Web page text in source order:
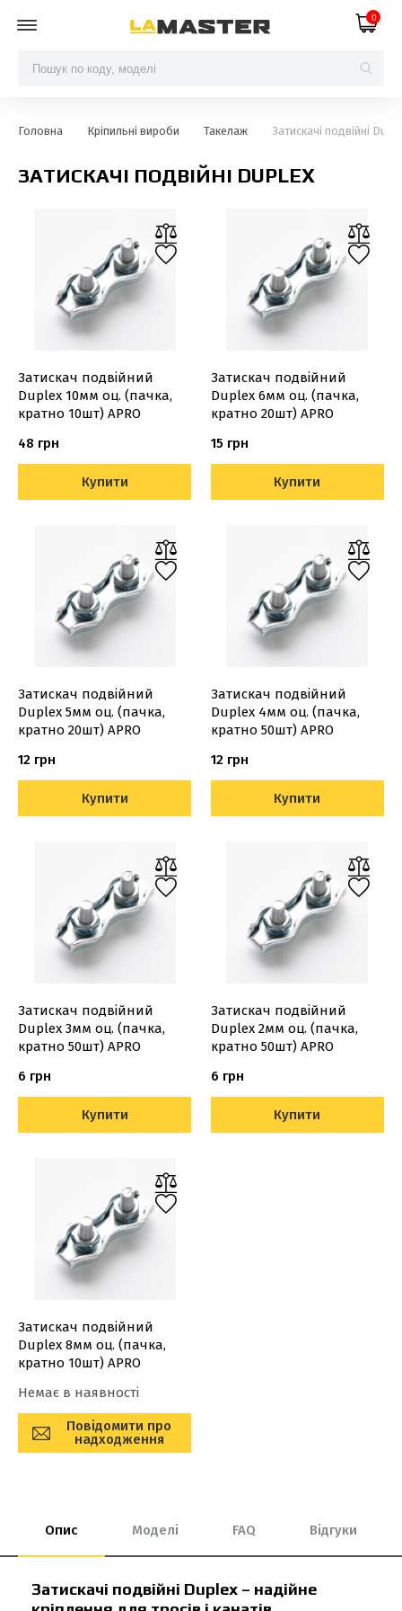
0
Головна Кріпильні вироби Такелаж Затискачі подвійні
ЗАТИСКАЧІ ПОДВІЙНІ DUPLEX
Затискач подвійний
Duplex 10мм оц. (пачка,
кратно 10шт) APRO
48 грн
Купити
Затискач подвійний
Duplex 6мм оц. (пачка,
кратно 20шт) APRO
15 грн
Купити
Затискач подвійний
Duplex 5мм оц. (пачка,
кратно 20шт) APRO
12 грн
Купити
Затискач подвійний
Duplex 4мм оц. (пачка,
кратно 50шт) APRO
12 грн
Купити
Затискач подвійний
Duplex 3мм оц. (пачка,
кратно 50шт) APRO
6 грн
Купити
Затискач подвійний
Duplex 2мм оц. (пачка,
кратно 50шт) APRO
6 грн
Купити
Затискач подвійний
Duplex 8мм оц. (пачка,
кратно 10шт) APRO
Немає в наявності
Повідомити про
надходження
Опис Моделі FAQ Відгуки
Затискачі подвійні Duplex – надійне